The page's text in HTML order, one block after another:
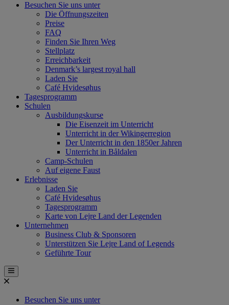
Besuchen Sie uns unter
Die Öffnungszeiten
Preise
FAQ
Finden Sie Ihren Weg
Stellplatz
Erreichbarkeit
Denmark’s largest royal hall
Laden Sie
Café Hvidesøhus
Tagesprogramm
Schulen
Ausbildungskurse
Die Eisenzeit im Unterricht
Unterricht in der Wikingerregion
Der Unterricht in den 1850er Jahren
Unterricht in Båldalen
Camp-Schulen
Auf eigene Faust
Erlebnisse
Laden Sie
Café Hvidesøhus
Tagesprogramm
Karte von Lejre Land der Legenden
Unternehmen
Business Club & Sponsoren
Unterstützen Sie Lejre Land of Legends
Geführte Tour
Besuchen Sie uns unter